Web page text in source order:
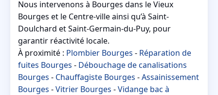
Nous intervenons à Bourges dans le Vieux
Bourges et le Centre-ville ainsi qu’à Saint-
Doulchard et Saint-Germain-du-Puy, pour
garantir réactivité locale.
À proximité : Plombier Bourges - Réparation de
fuites Bourges - Débouchage de canalisations
Bourges - Chauffagiste Bourges -Assainissement
Bourges -Vitrier Bourges -Vidange bac à